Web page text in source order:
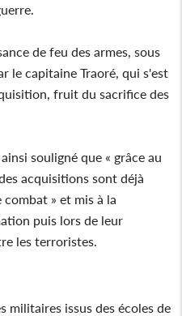
de feu des armes, sous
le capitaine Traoré, qui s'est
fruit du sacrifice des
souligné que « grâce au
acquisitions sont déjà
» et mis à la
puis lors de leur
les terroristes.
militaires issus des écoles de